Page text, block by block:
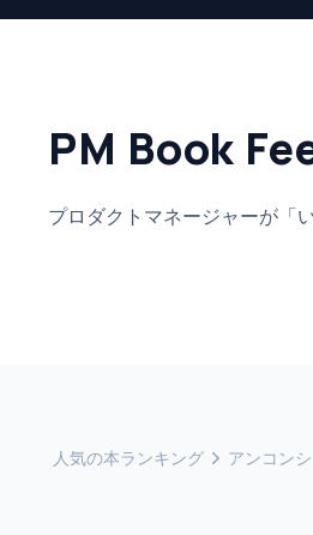
PM Book
プロダクトマネージャーが「い
人気の本ランキング アンコン